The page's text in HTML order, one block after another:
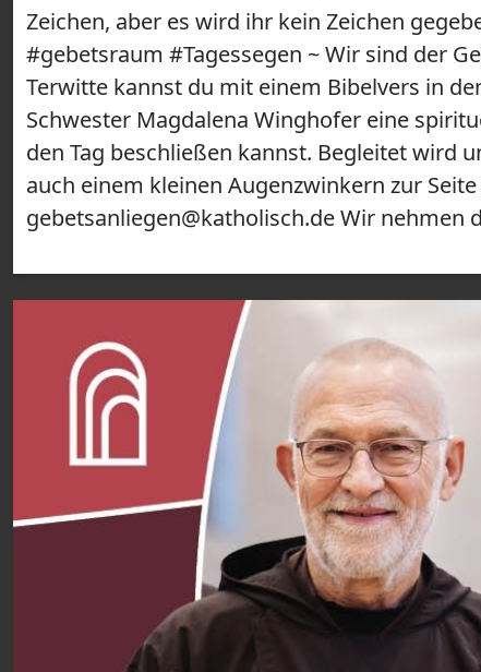
Zeichen, aber es wird ihr kein Zeichen
#gebetsraum #Tagessegen ~ Wir sind der
Terwitte kannst du mit einem Bibelvers in
Schwester Magdalena Winghofer eine
den Tag beschließen kannst. Begleitet wird
auch einem kleinen Augenzwinkern zur
gebetsanliegen@katholisch.de Wir nehmen